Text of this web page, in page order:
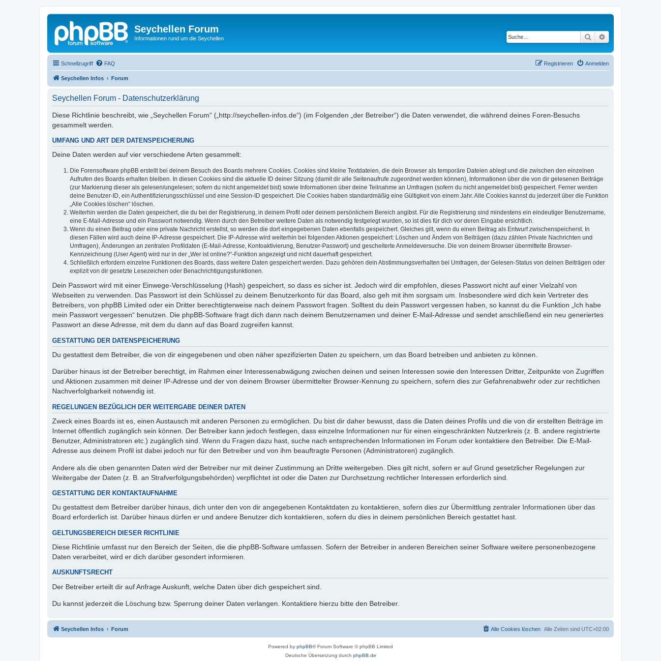
Seychellen Forum
Informationen rund um die Seychellen Suche
Schnellzugriff FAQ Anmelden
Registrieren
Seychellen Infos Forum
Seychellen Forum - Datenschutzerklärung
Diese Richtlinie beschreibt, wie „Seychellen Forum“ („http://seychellen-infos.de“) (im Folgenden „der Betreiber“) die Daten verwendet, die während deines Foren-Besuchs
gesammelt werden.
UMFANG UND ART DER DATENSPEICHERUNG
Deine Daten werden auf vier verschiedene Arten gesammelt:
Die Forensoftware phpBB erstellt bei deinem Besuch des Boards mehrere Cookies. Cookies sind kleine Textdateien, die dein Browser als temporäre Dateien ablegt und die zwischen den einzelnen
Aufrufen des Boards erhalten bleiben. In diesen Cookies sind die aktuelle ID deiner Sitzung (damit dir alle Seitenaufrufe zugeordnet werden können), Informationen über die von dir gelesenen Beiträge
(zur Markierung dieser als gelesen/ungelesen; sofern du nicht angemeldet bist) sowie Informationen über deine Teilnahme an Umfragen (sofern du nicht angemeldet bist) gespeichert. Ferner werden
deine Benutzer-ID, ein Authentifizierungsschlüssel und eine Session-ID gespeichert. Die Cookies haben standardmäßig eine Gültigkeit von einem Jahr. Alle Cookies kannst du jederzeit über die Funktion
„Alle Cookies löschen“ löschen.
Weiterhin werden die Daten gespeichert, die du bei der Registrierung, in deinem Profil oder deinem persönlichem Bereich angibst. Für die Registrierung sind mindestens ein eindeutiger Benutzername,
eine E-Mail-Adresse und ein Passwort notwendig. Wenn durch den Betreiber weitere Daten als notwendig festgelegt wurden, so ist dies für dich vor deren Eingabe ersichtlich.
Wenn du einen Beitrag oder eine private Nachricht erstellst, so werden die dort eingegebenen Daten ebenfalls gespeichert. Gleiches gilt, wenn du einen Beitrag als Entwurf zwischenspeicherst. In
diesen Fällen wird auch deine IP-Adresse gespeichert. Die IP-Adresse wird weiterhin bei folgenden Aktionen gespeichert: Löschen und Ändern von Beiträgen (dazu zählen Private Nachrichten und
Umfragen), Änderungen an zentralen Profildaten (E-Mail-Adresse, Kontoaktivierung, Benutzer-Passwort) und gescheiterte Anmeldeversuche. Die von deinem Browser übermittelte Browser-
Kennzeichnung (User Agent) wird nur in der „Wer ist online?“-Funktion angezeigt und nicht dauerhaft gespeichert.
Schließlich erfordern einzelne Funktionen des Boards, dass weitere Daten gespeichert werden. Dazu gehören dein Abstimmungsverhalten bei Umfragen, der Gelesen-Status von deinen Beiträgen oder
explizit von dir gesetzte Lesezeichen oder Benachrichtigungsfunktionen.
Dein Passwort wird mit einer Einwege-Verschlüsselung (Hash) gespeichert, so dass es sicher ist. Jedoch wird dir empfohlen, dieses Passwort nicht auf einer Vielzahl von
Webseiten zu verwenden. Das Passwort ist dein Schlüssel zu deinem Benutzerkonto für das Board, also geh mit ihm sorgsam um. Insbesondere wird dich kein Vertreter des
Betreibers, von phpBB Limited oder ein Dritter berechtigterweise nach deinem Passwort fragen. Solltest du dein Passwort vergessen haben, so kannst du die Funktion „Ich habe
mein Passwort vergessen“ benutzen. Die phpBB-Software fragt dich dann nach deinem Benutzernamen und deiner E-Mail-Adresse und sendet anschließend ein neu generiertes
Passwort an diese Adresse, mit dem du dann auf das Board zugreifen kannst.
GESTATTUNG DER DATENSPEICHERUNG
Du gestattest dem Betreiber, die von dir eingegebenen und oben näher spezifizierten Daten zu speichern, um das Board betreiben und anbieten zu können.
Darüber hinaus ist der Betreiber berechtigt, im Rahmen einer Interessenabwägung zwischen deinen und seinen Interessen sowie den Interessen Dritter, Zeitpunkte von Zugriffen
und Aktionen zusammen mit deiner IP-Adresse und der von deinem Browser übermittelter Browser-Kennung zu speichern, sofern dies zur Gefahrenabwehr oder zur rechtlichen
Nachverfolgbarkeit notwendig ist.
REGELUNGEN BEZÜGLICH DER WEITERGABE DEINER DATEN
Zweck eines Boards ist es, einen Austausch mit anderen Personen zu ermöglichen. Du bist dir daher bewusst, dass die Daten deines Profils und die von dir erstellten Beiträge im
Internet öffentlich zugänglich sein können. Der Betreiber kann jedoch festlegen, dass einzelne Informationen nur für einen eingeschränkten Nutzerkreis (z. B. andere registrierte
Benutzer, Administratoren etc.) zugänglich sind. Wenn du Fragen dazu hast, suche nach entsprechenden Informationen im Forum oder kontaktiere den Betreiber. Die E-Mail-
Adresse aus deinem Profil ist dabei jedoch nur für den Betreiber und von ihm beauftragte Personen (Administratoren) zugänglich.
Andere als die oben genannten Daten wird der Betreiber nur mit deiner Zustimmung an Dritte weitergeben. Dies gilt nicht, sofern er auf Grund gesetzlicher Regelungen zur
Weitergabe der Daten (z. B. an Strafverfolgungsbehörden) verpflichtet ist oder die Daten zur Durchsetzung rechtlicher Interessen erforderlich sind.
GESTATTUNG DER KONTAKTAUFNAHME
Du gestattest dem Betreiber darüber hinaus, dich unter den von dir angegebenen Kontaktdaten zu kontaktieren, sofern dies zur Übermittlung zentraler Informationen über das
Board erforderlich ist. Darüber hinaus dürfen er und andere Benutzer dich kontaktieren, sofern du dies in deinem persönlichen Bereich gestattet hast.
GELTUNGSBEREICH DIESER RICHTLINIE
Diese Richtlinie umfasst nur den Bereich der Seiten, die die phpBB-Software umfassen. Sofern der Betreiber in anderen Bereichen seiner Software weitere personenbezogene
Daten verarbeitet, wird er dich darüber gesondert informieren.
AUSKUNFTSRECHT
Der Betreiber erteilt dir auf Anfrage Auskunft, welche Daten über dich gespeichert sind.
Du kannst jederzeit die Löschung bzw. Sperrung deiner Daten verlangen. Kontaktiere hierzu bitte den Betreiber.
Seychellen Infos Forum Alle Zeiten sind UTC+02:00
Alle Cookies löschen
Powered by phpBB® Forum Software © phpBB Limited
Deutsche Übersetzung durch phpBB.de